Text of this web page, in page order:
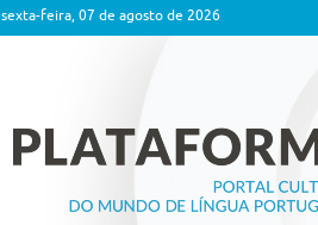
sexta-feira, 07 de agosto de 2026